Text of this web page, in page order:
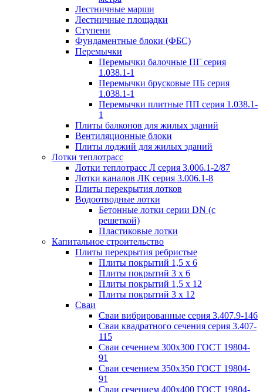
Лестничные марши
Лестничные площадки
Ступени
Фундаментные блоки (ФБС)
Перемычки
Перемычки балочные ПГ серия
1.038.1-1
Перемычки брусковые ПБ серия
1.038.1-1
Перемычки плитные ПП серия 1.038.1-
1
Плиты балконов для жилых зданий
Вентиляционные блоки
Плиты лоджий для жилых зданий
Лотки теплотрасс
Лотки теплотрасс Л серия 3.006.1-2/87
Лотки каналов ЛК серия 3.006.1-8
Плиты перекрытия лотков
Водоотводные лотки
Бетонные лотки серии DN (с
решеткой)
Пластиковые лотки
Капитальное строительство
Плиты перекрытия ребристые
Плиты покрытий 1,5 x 6
Плиты покрытий 3 x 6
Плиты покрытий 1,5 x 12
Плиты покрытий 3 x 12
Сваи
Сваи вибрированные серия 3.407.9-146
Сваи квадратного сечения серия 3.407-
115
Сваи сечением 300х300 ГОСТ 19804-
91
Сваи сечением 350х350 ГОСТ 19804-
91
Сваи сечением 400х400 ГОСТ 19804-